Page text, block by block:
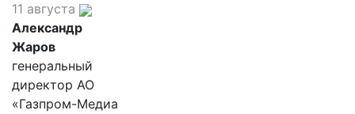
11 августа
Александр
Жаров
генеральный
директор АО
«Газпром-Медиа